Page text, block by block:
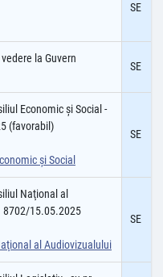
SE
la Guvern
SE
Economic şi Social -
(favorabil)
şi Social
SE
Naţional al
8702/15.05.2025
al Audiovizualului
SE